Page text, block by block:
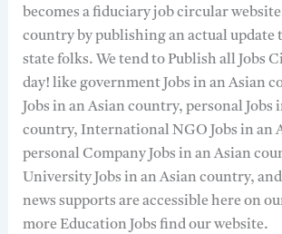
becomes a fiduciary job circular
country by publishing an actual update
state folks. We tend to Publish all Jobs
day! like government Jobs in an Asian
Jobs in an Asian country, personal Jobs
country, International NGO Jobs in an
personal Company Jobs in an Asian
University Jobs in an Asian country,
news supports are accessible here on
more Education Jobs find our website.